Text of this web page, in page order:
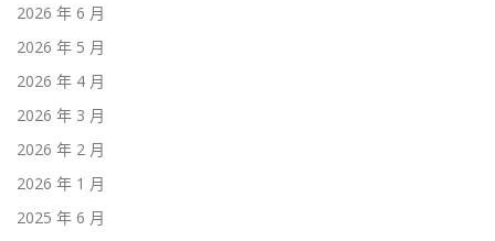
2026 年 6 月
2026 年 5 月
2026 年 4 月
2026 年 3 月
2026 年 2 月
2026 年 1 月
2025 年 6 月